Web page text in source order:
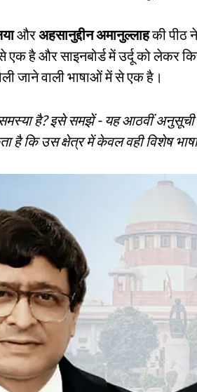
औरअहसानुद्दीन अमानुल्लाहकी पीठ
एक है और साइनबोर्ड में उर्दू को लेकर
जाने वाली भाषाओं में से एक है।
है? इसे समझें - यह आठवीं अनुसूची
है कि उस क्षेत्र में केवल वही विशेष